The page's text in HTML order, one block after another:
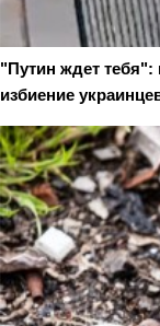
"Путин ждет
избиение